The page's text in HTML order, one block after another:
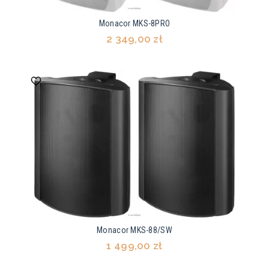
Monacor MKS-8PRO
2 349,00 zł
Monacor MKS-88/SW
1 499,00 zł